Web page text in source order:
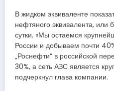
В жидком эквиваленте
нефтяного эквивалента, или
сутки. «Мы остаемся
России и добываем почти
„Роснефти“ в российской
30%, а сеть АЗС является
подчеркнул глава компании.